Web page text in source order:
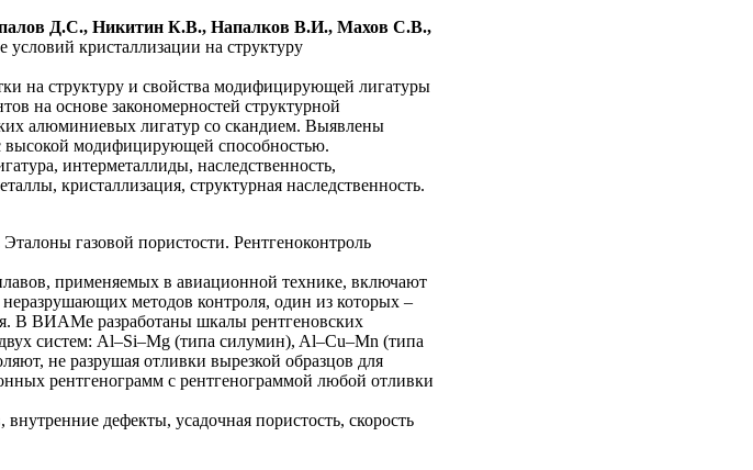
Д.С., Никитин К.В., Напалков В.И., Махов С.В.,
условий кристаллизации на структуру
на структуру и свойства модифицирующей лигатуры
на основе закономерностей структурной
алюминиевых лигатур со скандием. Выявлены
высокой модифицирующей способностью.
интерметаллиды, наследственность,
кристаллизация, структурная наследственность.
Эталоны газовой пористости. Рентгеноконтроль
применяемых в авиационной технике, включают
методов контроля, один из которых –
В ВИАМе разработаны шкалы рентгеновских
систем: Al–Si–Mg (типа силумин), Al–Cu–Mn (типа
не разрушая отливки вырезкой образцов для
рентгенограмм с рентгенограммой любой отливки
дефекты, усадочная пористость, скорость